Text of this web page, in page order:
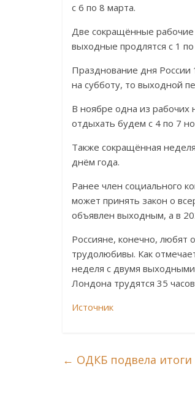
с 6 по 8 марта.
Две сокращённые
выходные продлятся с 1
Празднование дня
на субботу, то выходной
В ноябре одна из рабочих
отдыхать будем с 4 по 7
Также сокращённая
днём года.
Ранее член социального
может принять закон о
объявлен выходным, а в
Россияне, конечно, любят
трудолюбивы. Как
неделя с двумя
Лондона трудятся 35
Источник
← ОДКБ подвела